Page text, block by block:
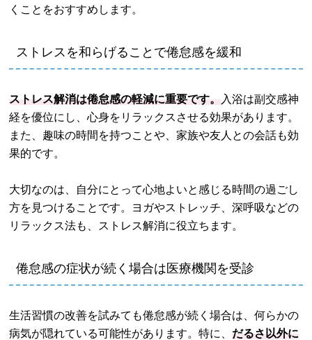
くことをおすすめします。
ストレスを和らげることで倦怠感を緩和
ストレス解消は倦怠感の軽減に重要です。
入浴は副交感神
経を優位にし、心身をリラックスさせる効果があります。
また、趣味の時間を持つことや、家族や友人との会話も効
果的です。
大切なのは、自分にとって心地よいと感じる時間の過ごし
方を見つけることです。ヨガやストレッチ、深呼吸などの
リラックス法も、ストレス解消に役立ちます。
倦怠感の症状が続く場合は医療機関を受診
生活習慣の改善を試みても倦怠感が続く場合は、何らかの
病気が隠れている可能性があります。特に、 だるさ以外に